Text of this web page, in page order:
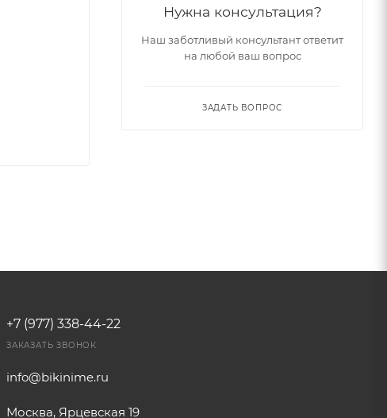
Нужна консультация?
Наш заботливый консультант ответит
на любой ваш вопрос
ЗАДАТЬ ВОПРОС
+7 (977) 338-44-22
ЗАКАЗАТЬ ЗВОНОК
info@bikinime.ru
Москва, Ярцевская 19